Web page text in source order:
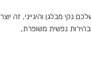
נקי מבלגן והיגייני, זה יוצר
נפשית משופרת,